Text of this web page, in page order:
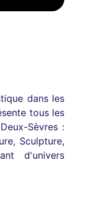
dans les
tous les
Sèvres :
Sculpture,
d'univers